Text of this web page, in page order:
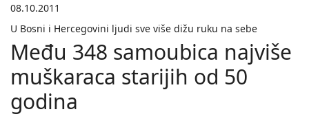
08.10.2011
U Bosni i Hercegovini ljudi sve više dižu ruku na sebe
Među 348 samoubica najviše
muškaraca starijih od 50
godina